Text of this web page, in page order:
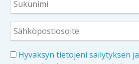
Hyväksyn tietojeni säilytyksen